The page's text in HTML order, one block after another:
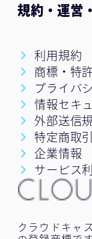
規約・運営
利用規約
商標・特
プライバ
情報セキ
外部送信
特定商取
企業情報
サービス
クラウドキャ